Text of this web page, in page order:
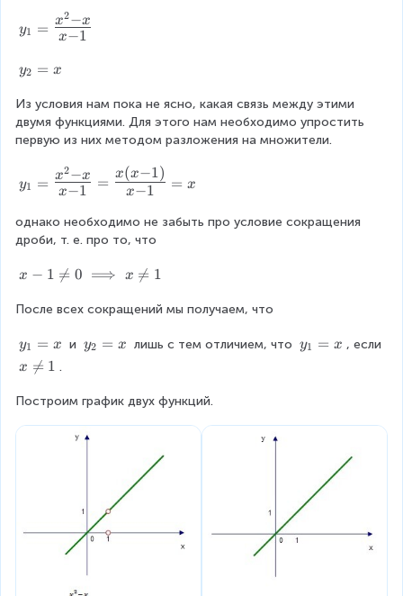
+
2
}
{
a
-
^
2
}
2
b
b
^
2
{
^
2
b
2
}
=
\
a
_
=
\
L
a
g
\
fr
c
x
2
-
}
y1 = x−1
x2−x
y
2
=
x
y2 = x
Из условия нам пока не ясно, какая связь между этими
двумя функциями. Для этого нам необходимо упростить
первую из них методом разложения на множители.
_
=
{
L
a
r
e
\
a
c
x
y1 = x−1
x2−x = x−1
x(x−1)
= x
однако необходимо не забыть про условие сокращения
дроби, т. е. про то, что
x
1
n
e
0
x − 1 
= 0 ⟹ x 
= 1
После всех сокращений мы получаем, что
y
_
=
y1 = x и y
=
y2 = x лишь с тем отличием, что y
y1 = x , если
x
n
x 
= 1 .
Построим график двух функций.